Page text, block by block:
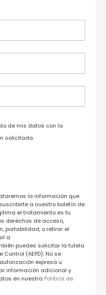
de mis datos con la
solicitada.
la información que
a nuestro boletín de
el tratamiento es tu
derechos de acceso,
portabilidad, o retirar el
a
puedes solicitar la tutela
(AEPD). No se
expresa u
información adicional y
en nuestra Política de